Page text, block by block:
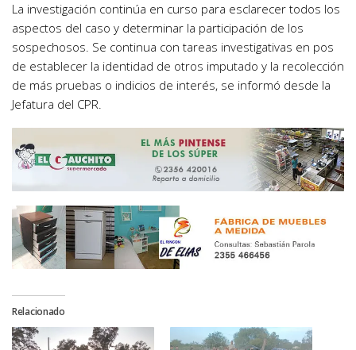
La investigación continúa en curso para esclarecer todos los
aspectos del caso y determinar la participación de los
sospechosos. Se continua con tareas investigativas en pos
de establecer la identidad de otros imputado y la recolección
de más pruebas o indicios de interés, se informó desde la
Jefatura del CPR.
Relacionado